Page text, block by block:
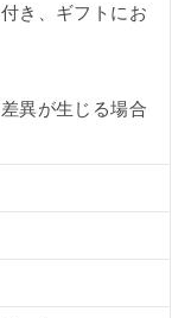
き、ギフトにお
異が生じる場合